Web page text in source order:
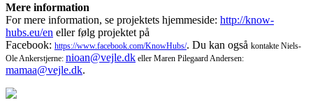
Mere information
For mere information, se projektets hjemmeside: http://know-
hubs.eu/en eller følg projektet på
Facebook: https://www.facebook.com/KnowHubs/. Du kan også kontakte Niels-
Ole Ankerstjerne: nioan@vejle.dk eller Maren Pilegaard Andersen:
mamaa@vejle.dk.